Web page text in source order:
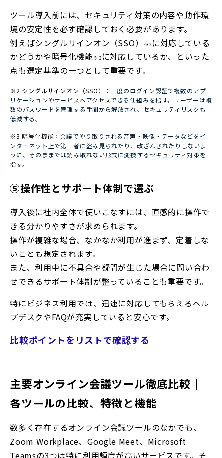
ツール導入前には、セキュリティ対策の内容や動作環
境の安定性を必ず確認しておく必要があります。
例えばシングルサインオン（SSO）
※2に対応している
かどうかや暗号化機能※3 に対応しているか、といった
点も選定基準の一つとして重要です。
※2 シングルサインオン（SSO）： 一度のログイン認証で複数のアプ
リケーションやサービスへアクセスできる仕組みを指す。ユーザーは複
数のパスワードを管理する手間から解放され、セキュリティリスクも
低減する。
※3 暗号化機能：会議でやり取りされる音声・映像・データなどをイ
ンターネット上で第三者に盗み見られたり、改ざんされたりしないよ
うに、そのままでは読み取れない形式に変換するセキュリティ対策を
指す。
⑤操作性とサポート体制で選ぶ
導入後に社内全体で使いこなすには、直感的に操作で
きる分かりやすさが求められます。
操作が複雑な場合、なかなか利用が進まず、定着しな
いことも想定されます。
また、利用中に不具合や疑問が生じた場合に問い合わ
せできるサポート体制が整っていることも重要です。
特にビジネス利用では、迅速に対応してもらえるヘル
プデスクやFAQが充実していると安心です。
比較ポイントをリストで確認する
主要オンライン会議ツール徹底比較｜
各ツールの比較、特徴と機能
数多く存在するオンライン会議ツールのなかでも、
Zoom Workplace、Google Meet、Microsoft
Teamsの3つは特に利用頻度が高いサービスです。そ